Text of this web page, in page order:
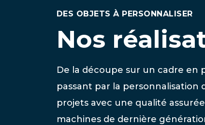
DES OBJETS À PERSONNALISER
Nos
De la découpe sur un cadre en
passant par la personnalisation
projets avec une qualité
machines de dernière